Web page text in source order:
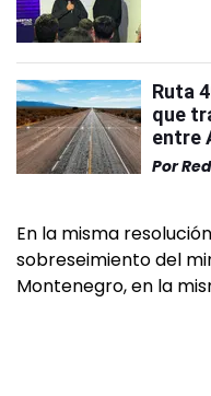
Ruta
que
entre
Por
En la misma
sobreseimiento del
Montenegro, en la